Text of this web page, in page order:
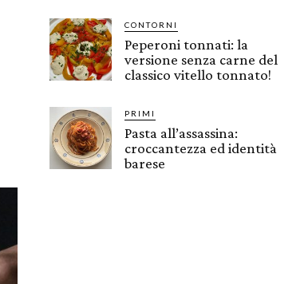
CONTORNI
Peperoni tonnati: la
versione senza carne del
classico vitello tonnato!
PRIMI
Pasta all’assassina:
croccantezza ed identità
barese